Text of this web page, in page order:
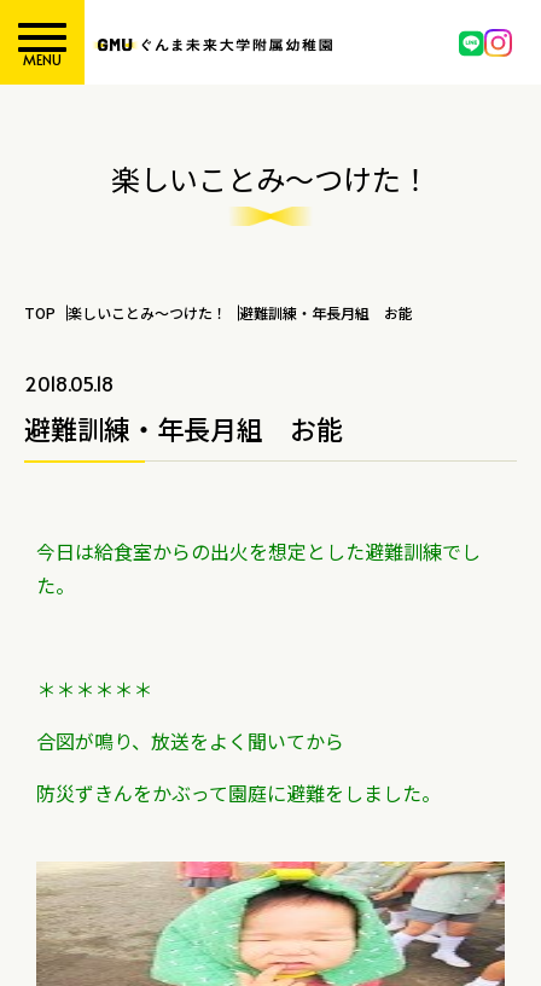
MENU
楽しいことみ～つけた！
TOP 楽しいことみ～つけた！ 避難訓練・年長月組 お能
2018.05.18
避難訓練・年長月組 お能
今日は給食室からの出火を想定とした避難訓練でし
た。
＊＊＊＊＊＊
合図が鳴り、放送をよく聞いてから
防災ずきんをかぶって園庭に避難をしました。